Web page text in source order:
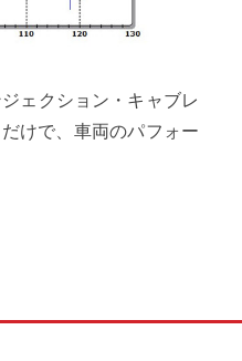
ェクション・キャブレ
けで、車両のパフォー